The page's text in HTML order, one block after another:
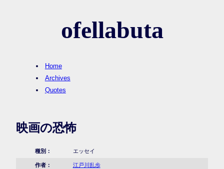
ofellabuta
Home
Archives
Quotes
映画の恐怖
種別： エッセイ
作者： 江戸川乱歩